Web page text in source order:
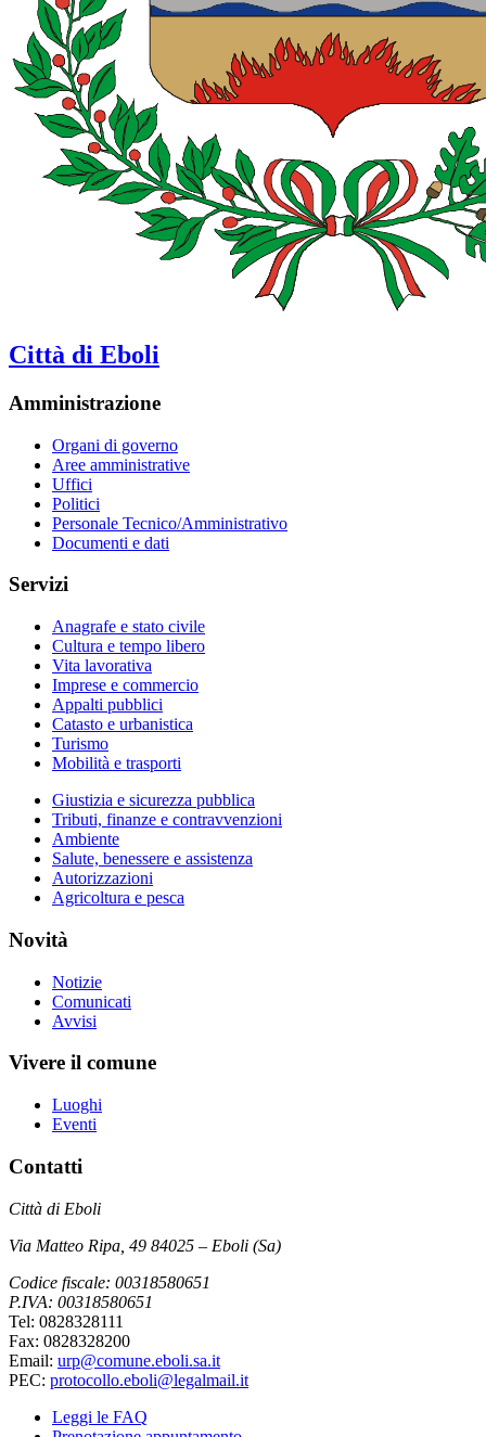
Città di Eboli
Amministrazione
Organi di governo
Aree amministrative
Uffici
Politici
Personale Tecnico/Amministrativo
Documenti e dati
Servizi
Anagrafe e stato civile
Cultura e tempo libero
Vita lavorativa
Imprese e commercio
Appalti pubblici
Catasto e urbanistica
Turismo
Mobilità e trasporti
Giustizia e sicurezza pubblica
Tributi, finanze e contravvenzioni
Ambiente
Salute, benessere e assistenza
Autorizzazioni
Agricoltura e pesca
Novità
Notizie
Comunicati
Avvisi
Vivere il comune
Luoghi
Eventi
Contatti
Città di Eboli
Via Matteo Ripa, 49 84025 – Eboli (Sa)
Codice fiscale: 00318580651
P.IVA: 00318580651
Tel: 0828328111
Fax: 0828328200
Email: urp@comune.eboli.sa.it
PEC: protocollo.eboli@legalmail.it
Leggi le FAQ